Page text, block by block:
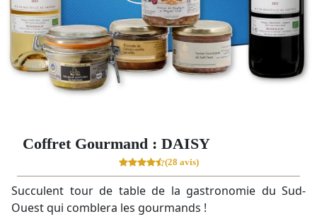
Coffret Gourmand : DAISY
(28 avis)
Succulent tour de table de la gastronomie du Sud-
Ouest qui comblera les gourmands !